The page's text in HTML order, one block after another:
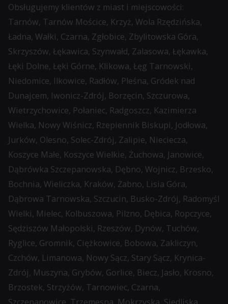
Obsługujemy klientów z miast i miejscowości:
Tarnów, Tarnów Mościce, Krzyż, Wola Rzędzińska,
Ładna, Wałki, Czarna, Zgłobice, Zbylitowska Góra,
Skrzyszów, Łękawica, Szynwałd, Zalasowa, Łękawka,
Łęki Dolne, Łęki Górne, Klikowa, Łęg Tarnowski,
Niedomice, Ilkowice, Radłów, Pleśna, Gródek nad
Dunajcem, Iwonicz-Zdrój, Borzęcin, Szczurowa,
Wietrzychowice, Połaniec, Radgoszcz, Kazimierza
Wielka, Nowy Wiśnicz, Rzepiennik Biskupi, Jodłowa,
Jurków, Olesno, Solec-Zdrój, Zalipie, Nieciecza,
Koszyce Małe, Koszyce Wielkie, Żuchowa, Janowice,
Dąbrówka Szczepanowska, Dębno, Wojnicz, Brzesko,
Bochnia, Wieliczka, Kraków, Żabno, Lisia Góra,
Dąbrowa Tarnowska, Szczucin, Busko-Zdrój, Radomyśl
Wielki, Mielec, Kolbuszowa, Pilzno, Dębica, Ropczyce,
Sędziszów Małopolski, Rzeszów, Dynów, Tuchów,
Ryglice, Gromnik, Ciężkowice, Bobowa, Zakliczyn,
Czchów, Limanowa, Nowy Sącz, Stary Sącz, Krynica-
Zdrój, Muszyna, Grybów, Gorlice, Biecz, Jasło, Krosno,
Brzostek, Strzyżów, Tarnowiec, Czarna,
zapisane
dane.
Przechowywanie
danych
użytkownika
Kontroluje
przechowywanie
danych
specyficznych
dla
użytkownika,
służących
śledzenia
reklam,
profilowania
pomiaru
skuteczności
reklam.
prosiły
wyraźną
zgodę,
umożliwiając
użytkownikom
akceptowanie
lub
odrzucanie
ciasteczek
kontrolowanie
swojej
prywatności.
Możesz
również
wycofać
zgodę
dowolnym